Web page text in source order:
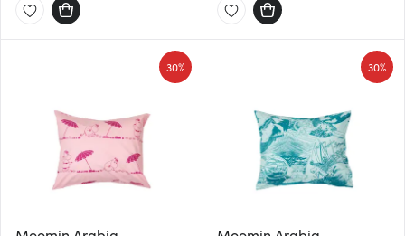
30% 30%